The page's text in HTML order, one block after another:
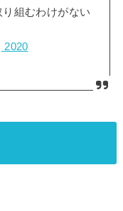
組むわけがない
2020